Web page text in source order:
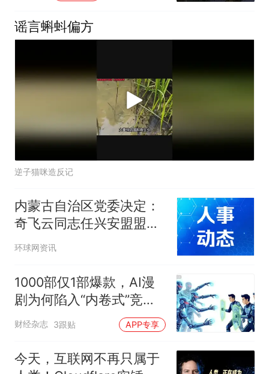
谣言蝌蚪偏方
逆子猫咪造反记
内蒙古自治区党委决定：
奇飞云同志任兴安盟盟委
委员、书记，苏和同志不
环球网资讯
1000部仅1部爆款，AI漫
剧为何陷入“内卷式”竞
争？
财经杂志 3跟贴 APP专享
今天，互联网不再只属于